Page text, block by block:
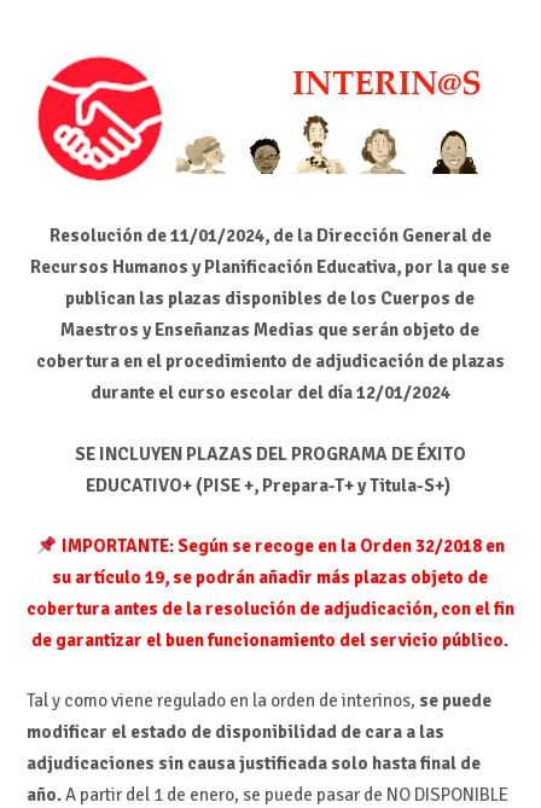
Resolución de 11/01/2024, de la Dirección General de
Recursos Humanos y Planificación Educativa, por la que se
publican las plazas disponibles de los Cuerpos de
Maestros y Enseñanzas Medias que serán objeto de
cobertura en el procedimiento de adjudicación de plazas
durante el curso escolar del día 12/01/2024
SE INCLUYEN PLAZAS DEL PROGRAMA DE ÉXITO
EDUCATIVO+ (PISE +, Prepara-T+ y Titula-S+)
IMPORTANTE: Según se recoge en la Orden 32/2018 en
su artículo 19, se podrán añadir más plazas objeto de
cobertura antes de la resolución de adjudicación, con el fin
de garantizar el buen funcionamiento del servicio público.
Tal y como viene regulado en la orden de interinos, se puede
modificar el estado de disponibilidad de cara a las
adjudicaciones sin causa justificada solo hasta final de
año.A partir del 1 de enero, se puede pasar de NO DISPONIBLE